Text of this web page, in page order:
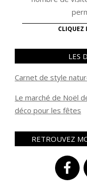
CLIQUEZ
LES
Carnet de style
Le marché de Noël
déco pour les fêtes
RETROUVEZ